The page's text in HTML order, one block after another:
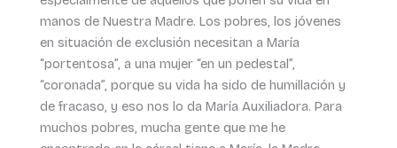
manos de Nuestra Madre. Los pobres, los jóvenes
en situación de exclusión necesitan a María
“portentosa”, a una mujer “en un pedestal”,
“coronada”, porque su vida ha sido de humillación y
de fracaso, y eso nos lo da María Auxiliadora. Para
muchos pobres, mucha gente que me he